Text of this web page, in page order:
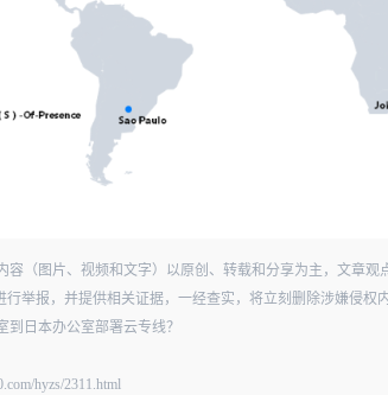
容（图片、视频和文字）以原创、转载和分享为主，文章观
行举报，并提供相关证据，一经查实，将立刻删除涉嫌侵权内
到日本办公室部署云专线？
hyzs/2311.html